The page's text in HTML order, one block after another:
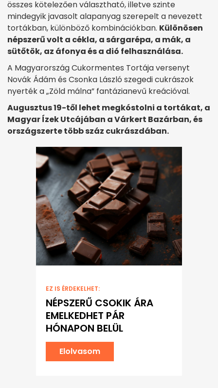
összes kötelezően választható, illetve szinte
mindegyik javasolt alapanyag szerepelt a nevezett
tortákban, különböző kombinációkban. Különösen
népszerű volt a cékla, a sárgarépa, a mák, a
sütőtök, az áfonya és a dió felhasználása.
A Magyarország Cukormentes Tortája versenyt
Novák Ádám és Csonka László szegedi cukrászok
nyerték a „Zöld málna” fantázianevű kreációval.
Augusztus 19-től lehet megkóstolni a tortákat, a
Magyar Ízek Utcájában a Várkert Bazárban, és
országszerte több száz cukrászdában.
EZ IS ÉRDEKELHET:
NÉPSZERŰ CSOKIK ÁRA
EMELKEDHET PÁR
HÓNAPON BELÜL
Elolvasom